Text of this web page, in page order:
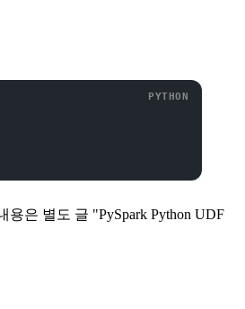
용은 별도 글 "PySpark Python UDF